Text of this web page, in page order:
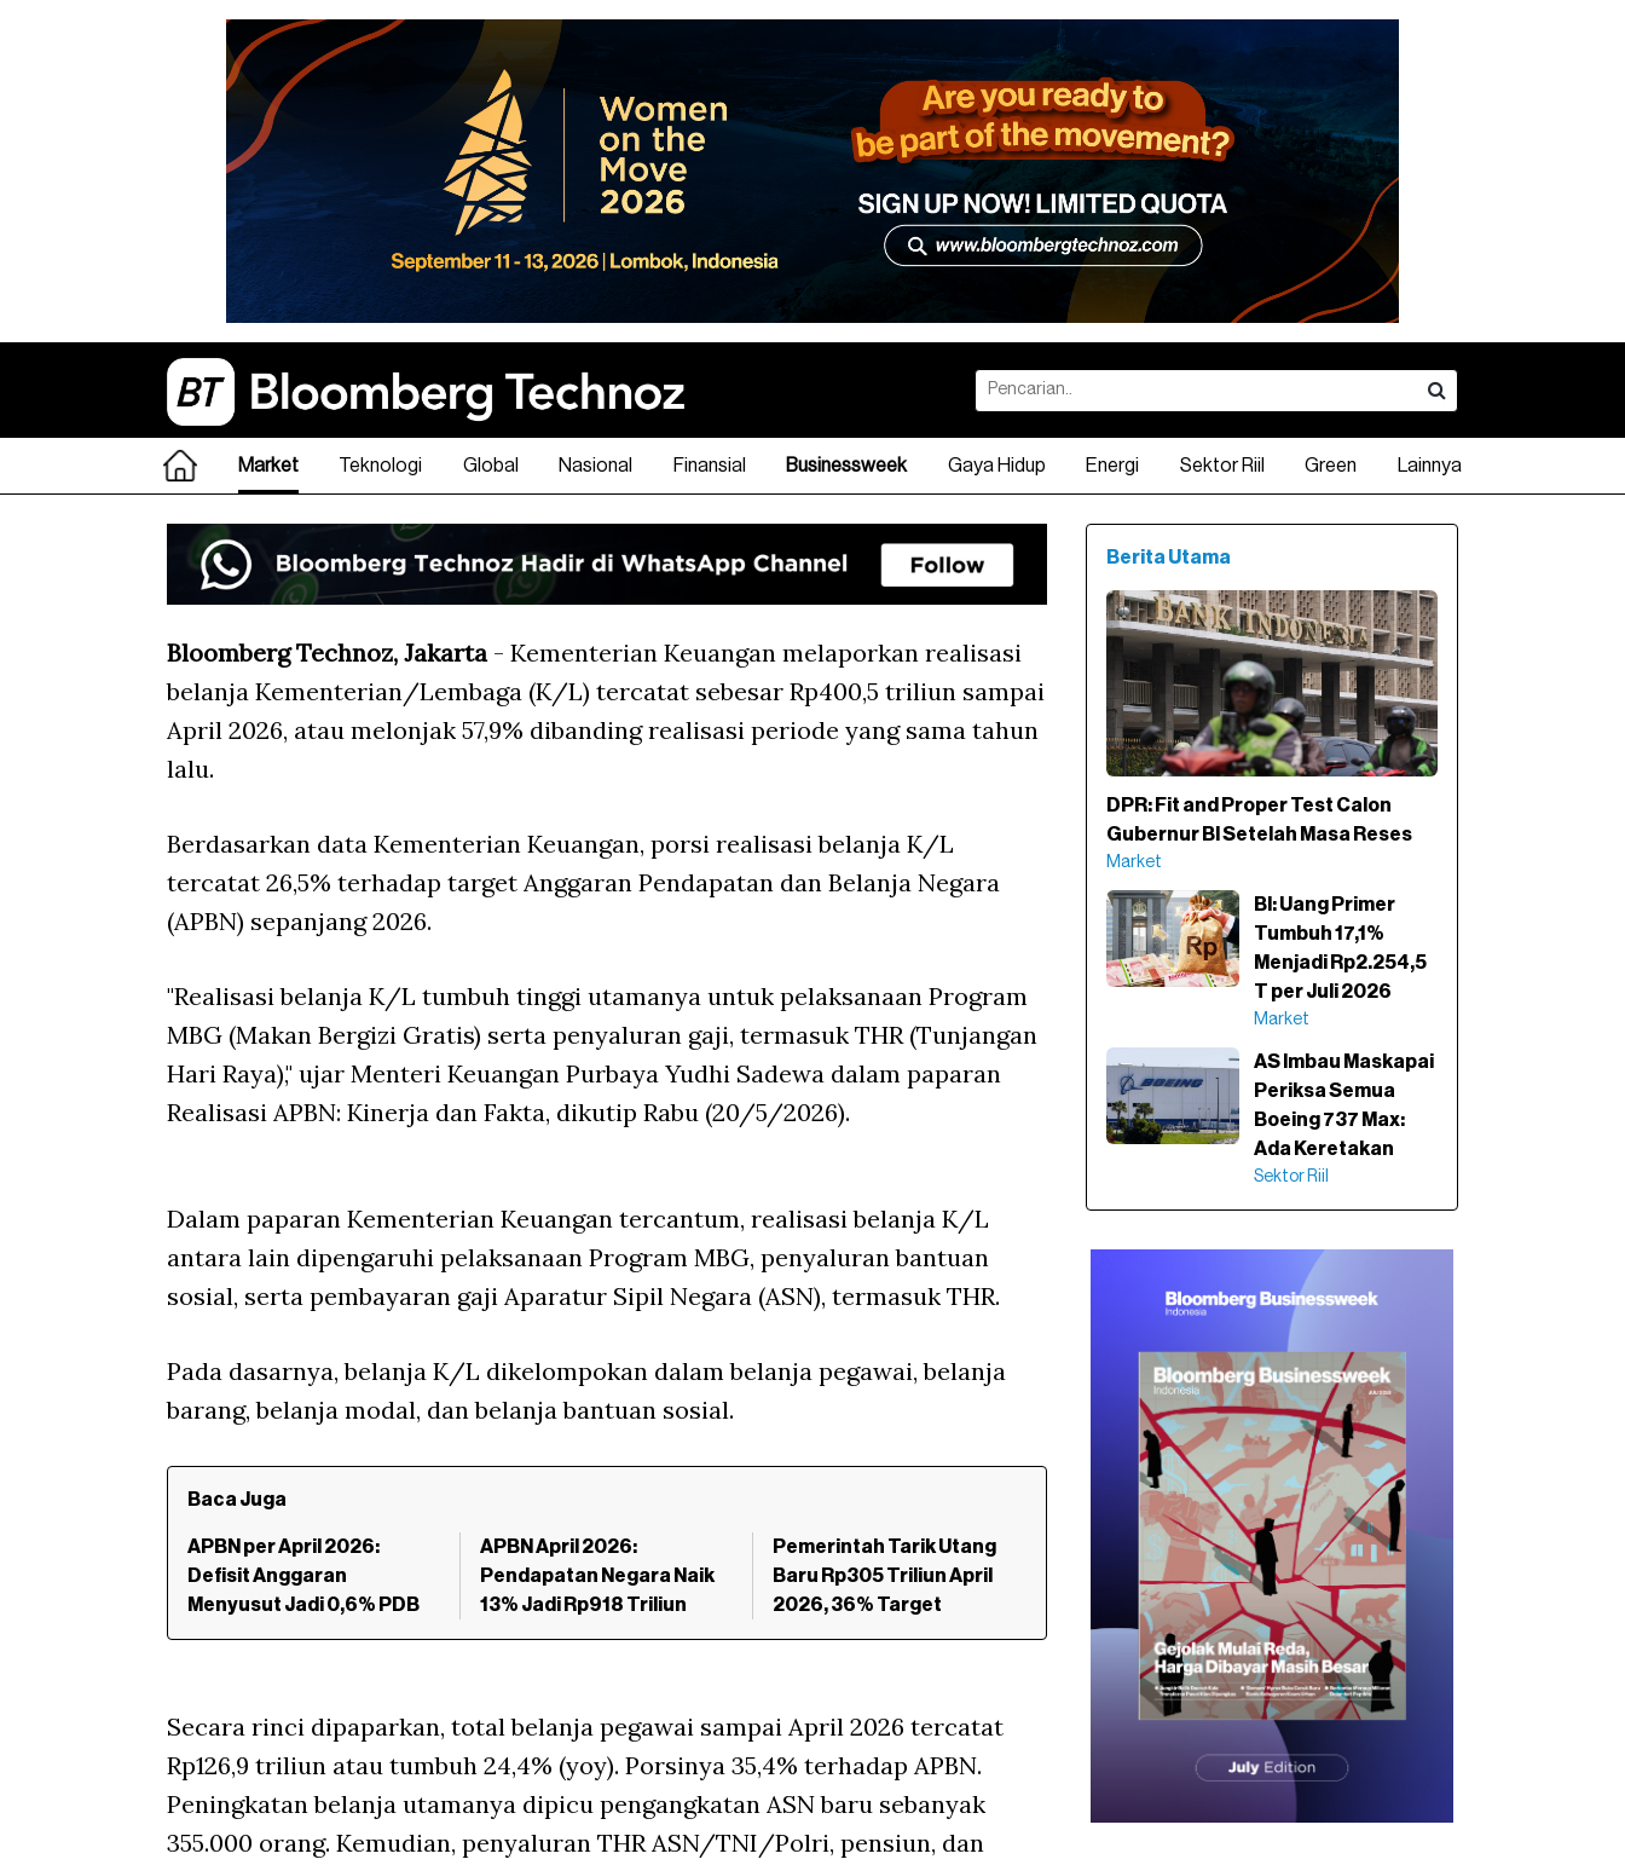
Market Teknologi Global Nasional Finansial Businessweek Gaya Hidup Energi Sektor Riil Green Lainnya
Bloomberg Technoz, Jakarta- Kementerian Keuangan melaporkan realisasi
belanja Kementerian/Lembaga (K/L) tercatat sebesar Rp400,5 triliun sampai
April 2026, atau melonjak 57,9% dibanding realisasi periode yang sama tahun
lalu.
Berdasarkan data Kementerian Keuangan, porsi realisasi belanja K/L
tercatat 26,5% terhadap target Anggaran Pendapatan dan Belanja Negara
(APBN) sepanjang 2026.
"Realisasi belanja K/L tumbuh tinggi utamanya untuk pelaksanaan Program
MBG (Makan Bergizi Gratis) serta penyaluran gaji, termasuk THR (Tunjangan
Hari Raya)," ujar Menteri Keuangan Purbaya Yudhi Sadewa dalam paparan
Realisasi APBN: Kinerja dan Fakta, dikutip Rabu (20/5/2026).
Dalam paparan Kementerian Keuangan tercantum, realisasi belanja K/L
antara lain dipengaruhi pelaksanaan Program MBG, penyaluran bantuan
sosial, serta pembayaran gaji Aparatur Sipil Negara (ASN), termasuk THR.
Pada dasarnya, belanja K/L dikelompokan dalam belanja pegawai, belanja
barang, belanja modal, dan belanja bantuan sosial.
Baca Juga
APBN per April 2026:
Defisit Anggaran
Menyusut Jadi 0,6% PDB
APBN April 2026:
Pendapatan Negara Naik
13% Jadi Rp918 Triliun
Pemerintah Tarik Utang
Baru Rp305 Triliun April
2026, 36% Target
Secara rinci dipaparkan, total belanja pegawai sampai April 2026 tercatat
Rp126,9 triliun atau tumbuh 24,4% (yoy). Porsinya 35,4% terhadap APBN.
Peningkatan belanja utamanya dipicu pengangkatan ASN baru sebanyak
355.000 orang. Kemudian, penyaluran THR ASN/TNI/Polri, pensiun, dan
Berita Utama
DPR: Fit and Proper Test Calon
Gubernur BI Setelah Masa Reses
Market
BI: Uang Primer
Tumbuh 17,1%
Menjadi Rp2.254,5
T per Juli 2026
Market
AS Imbau Maskapai
Periksa Semua
Boeing 737 Max:
Ada Keretakan
Sektor Riil